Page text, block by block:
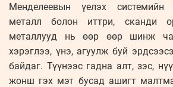
Менделеевын үелэх
металл болон иттри, сканди
металлууд нь өөр өөр шинж
хэрэглээ, үнэ, агуулж буй
байдаг. Түүнээс гадна алт, зэс,
жонш гэх мэт бусад ашигт